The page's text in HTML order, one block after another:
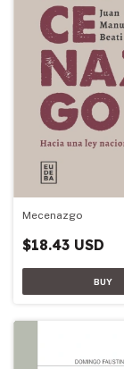
Mecenazgo
$18.43 USD